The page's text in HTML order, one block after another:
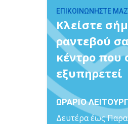
ΕΠΙΚΟΙΝΩΝΗΣΤΕ
Κλείστε
ραντεβού
κέντρο που
εξυπηρετεί
ΩΡΑΡΙΟ
Δευτέρα έως